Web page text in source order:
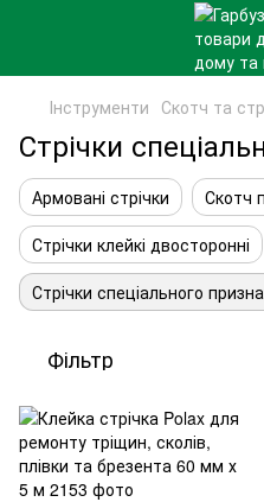
Інструменти Скотч та
Стрічки
Армовані стрічки
Скотч
Стрічки клейкі двосторонні
Стрічки спеціального
Фільтр